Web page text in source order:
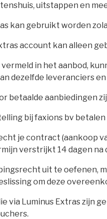
uitstappen en
kan gebruikt worden
account kan alleen
vermeld in het aanbod,
dezelfde leveranciers
betaalde aanbiedingen
bij faxions bv
je contract (aankoop
verstrijkt 14 dagen na
uit te oefenen,
om deze
via Luminus Extras zijn